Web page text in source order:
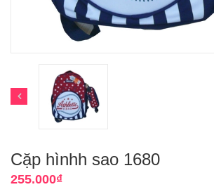
Cặp hìnhh sao 1680
255.000₫